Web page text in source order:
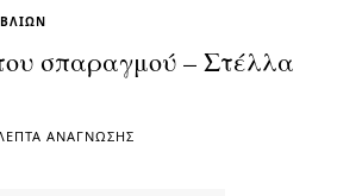
σπαραγμού – Στέλλα
ΑΝΆΓΝΩΣΗΣ